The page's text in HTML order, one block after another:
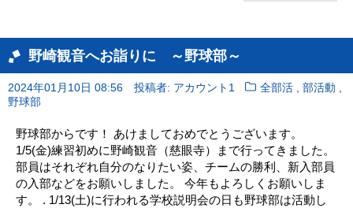
野崎観音へお詣りに ～野球部～
2024年01月10日 08:56 投稿者: アカウント1 全部活 ,部活動 ,
野球部
野球部からです！ あけましておめでとうございます。
1/5(金)練習初めに野崎観音（慈眼寺）まで行ってきました。
部員はそれぞれ自分のなりたい姿、チームの勝利、新入部員
の入部などをお願いしました。 今年もよろしくお願いしま
す。 . 1/13(土)に行われる学校説明会の日も野球部は活動し